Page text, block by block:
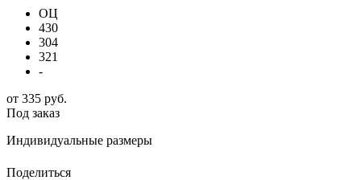
ОЦ
430
304
321
-
от 335 руб.
Под заказ
Индивидуальные размеры
Поделиться